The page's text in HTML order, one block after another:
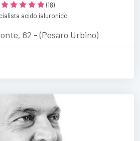
(18)
acido ialuronico
62 - (Pesaro Urbino)